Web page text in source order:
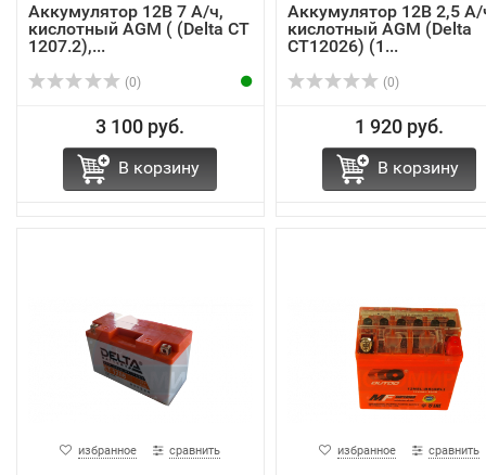
Аккумулятор 12В 7 А/ч,
кислотный AGM ( (Delta CT
1207.2),...
(0)
3 100 руб.
В корзину
Аккумулятор 12В 2,5 А/
кислотный AGM (Delta
CT12026) (1...
(0)
1 920 руб.
В корзину
избранное сравнить избранное сравнить